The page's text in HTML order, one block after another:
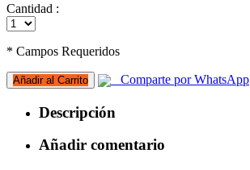
Cantidad :
* Campos Requeridos
Añadir al Carrito Comparte por WhatsApp
Descripción
Añadir comentario